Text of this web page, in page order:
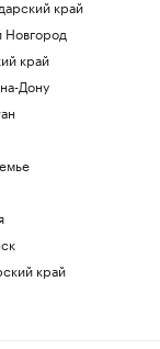
край
край
Дону
край